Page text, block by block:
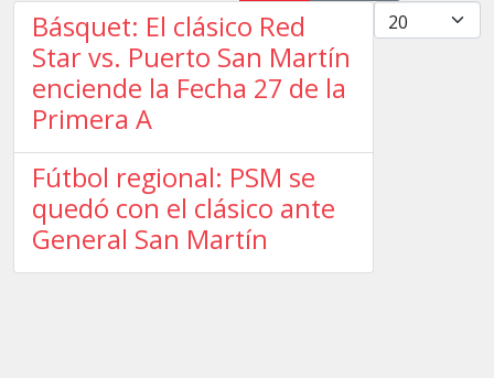
Cantidad
Básquet: El clásico Red
Star vs. Puerto San Martín
enciende la Fecha 27 de la
Primera A
Fútbol regional: PSM se
quedó con el clásico ante
General San Martín